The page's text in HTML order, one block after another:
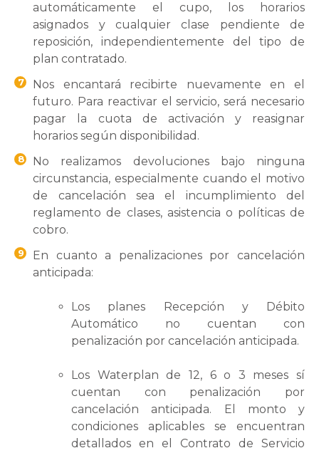
automáticamente el cupo, los horarios
asignados y cualquier clase pendiente de
reposición, independientemente del tipo de
plan contratado.
7
Nos encantará recibirte nuevamente en el
futuro. Para reactivar el servicio, será necesario
pagar la cuota de activación y reasignar
horarios según disponibilidad.
8
No realizamos devoluciones bajo ninguna
circunstancia, especialmente cuando el motivo
de cancelación sea el incumplimiento del
reglamento de clases, asistencia o políticas de
cobro.
9
En cuanto a penalizaciones por cancelación
anticipada:
Los planes Recepción y Débito
Automático no cuentan con
penalización por cancelación anticipada.
Los Waterplan de 12, 6 o 3 meses sí
cuentan con penalización por
cancelación anticipada. El monto y
condiciones aplicables se encuentran
detallados en el Contrato de Servicio